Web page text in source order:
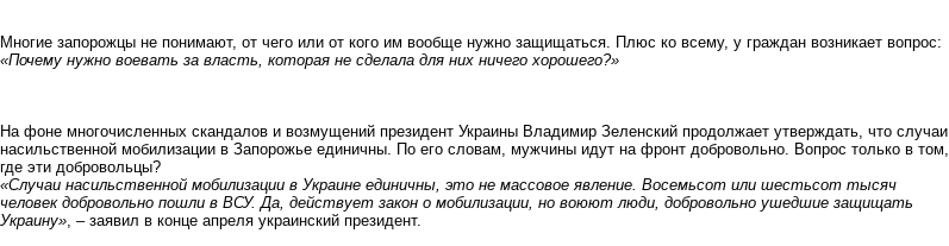
Многие запорожцы не понимают, от чего или от кого им вообще нужно защищаться. Плюс ко всему, у граждан возникает вопрос:
«Почему нужно воевать за власть, которая не сделала для них ничего хорошего?»
На фоне многочисленных скандалов и возмущений президент Украины Владимир Зеленский продолжает утверждать, что случаи
насильственной мобилизации в Запорожье единичны. По его словам, мужчины идут на фронт добровольно. Вопрос только в том,
где эти добровольцы?
«Случаи насильственной мобилизации в Украине единичны, это не массовое явление. Восемьсот или шестьсот тысяч
человек добровольно пошли в ВСУ. Да, действует закон о мобилизации, но воюют люди, добровольно ушедшие защищать
Украину», – заявил в конце апреля украинский президент.